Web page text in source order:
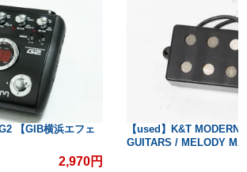
【used】K&T MODERN VINTAGE
GUITARS / MELODY MAN【GIB横浜】
【
浜エ